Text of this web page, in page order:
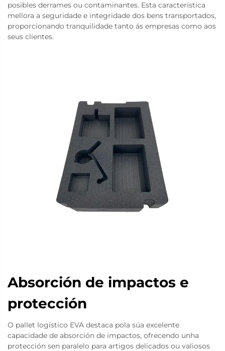
posibles derrames ou contaminantes. Esta característica
mellora a seguridade e integridade dos bens transportados,
proporcionando tranquilidade tanto ás empresas como aos
seus clientes.
Absorción de impactos e
protección
O pallet logístico EVA destaca pola súa excelente
capacidade de absorción de impactos, ofrecendo unha
protección sen paralelo para artigos delicados ou valiosos